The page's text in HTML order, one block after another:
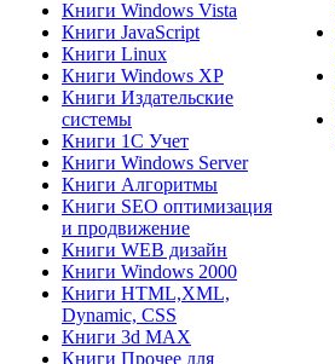
Книги Windows Vista
Книги JavaScript
Книги Linux
Книги Windows XP
Книги Издательские
системы
Книги 1C Учет
Книги Windows Server
Книги Алгоритмы
Книги SEO оптимизация
и продвижение
Книги WEB дизайн
Книги Windows 2000
Книги HTML,XML,
Dynamic, CSS
Книги 3d MAX
Книги Прочее для